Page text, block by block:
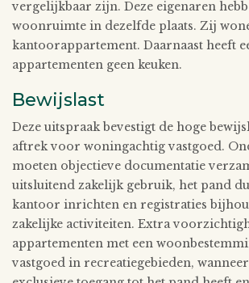
vergelijkbaar zijn. Deze eigenaren
woonruimte in dezelfde plaats. Zij
kantoorappartement. Daarnaast heeft
appartementen geen keuken.
Bewijslast
Deze uitspraak bevestigt de hoge
aftrek voor woningachtig vastgoed.
moeten objectieve documentatie
uitsluitend zakelijk gebruik, het pand
kantoor inrichten en registraties
zakelijke activiteiten. Extra
appartementen met een
vastgoed in recreatiegebieden,